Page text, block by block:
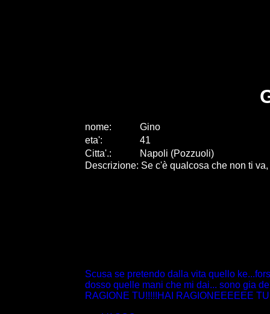
nome:
Gino
eta':
41
Citta'.:
Napoli (Pozzuoli)
Descrizione: Se c'è qualcosa che non ti
Scusa se pretendo dalla vita quello
dosso quelle mani che mi dai... sono gia
RAGIONE TU!!!!!HAI RAGIONEEEEEE